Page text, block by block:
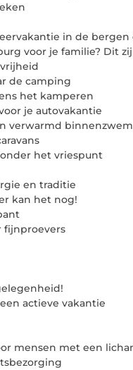
in de
voor je familie? Dit
de camping
het kamperen
je autovakantie
verwarmd
het vriespunt
en traditie
kan het nog!
fijnproevers
actieve vakantie
mensen met een